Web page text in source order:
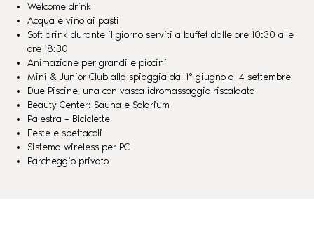
Welcome drink
Acqua e vino ai pasti
Soft drink durante il giorno serviti a buffet dalle ore 10:30 alle
ore 18:30
Animazione per grandi e piccini
Mini & Junior Club alla spiaggia dal 1° giugno al 4 settembre
Due Piscine, una con vasca idromassaggio riscaldata
Beauty Center: Sauna e Solarium
Palestra – Biciclette
Feste e spettacoli
Sistema wireless per PC
Parcheggio privato